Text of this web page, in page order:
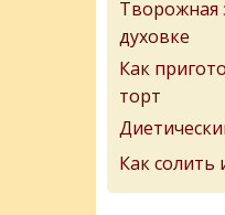
Творожная
духовке
Как
торт
Как солить